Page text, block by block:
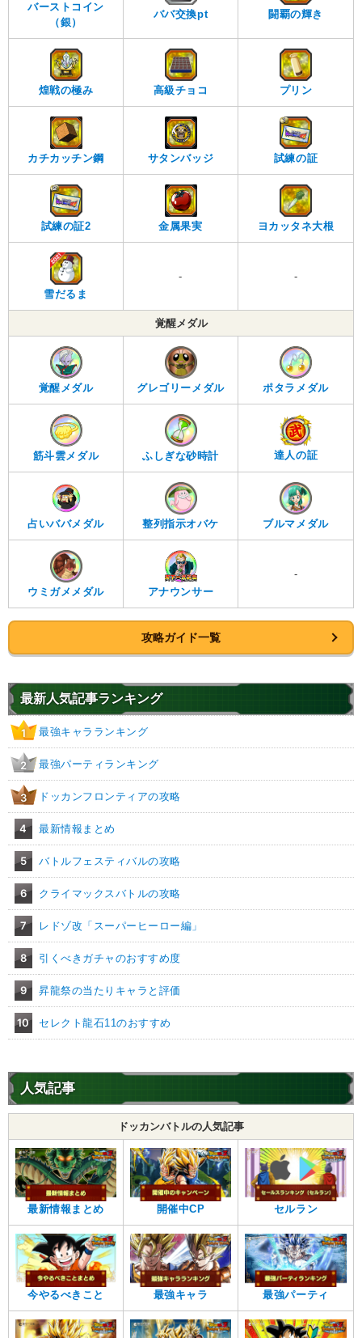
バーストコイン
（銀）
ババ交換pt 闘覇の輝き
煌戦の極み 高級チョコ プリン
カチカッチン鋼 サタンバッジ 試練の証
試練の証2 金属果実 ヨカッタネ大根
雪だるま
- -
覚醒メダル
覚醒メダル グレゴリーメダル ポタラメダル
筋斗雲メダル ふしぎな砂時計 達人の証
占いババメダル 整列指示オバケ ブルマメダル
ウミガメメダル アナウンサー
-
攻略ガイド一覧
最新人気記事ランキング
1 最強キャラランキング
2 最強パーティランキング
3 ドッカンフロンティアの攻略
4 最新情報まとめ
5 バトルフェスティバルの攻略
6 クライマックスバトルの攻略
7 レドゾ改「スーパーヒーロー編」
8 引くべきガチャのおすすめ度
9 昇龍祭の当たりキャラと評価
10 セレクト龍石11のおすすめ
人気記事
ドッカンバトルの人気記事
最新情報まとめ 開催中CP セルラン
今やるべきこと 最強キャラ 最強パーティ